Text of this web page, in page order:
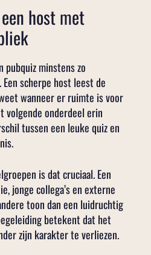
host met
pubquiz minstens zo
scherpe host leest de
wanneer er ruimte is voor
volgende onderdeel erin
tussen een leuke quiz en
is dat cruciaal. Een
jonge collega’s en externe
toon dan een luidruchtig
betekent dat het
zijn karakter te verliezen.